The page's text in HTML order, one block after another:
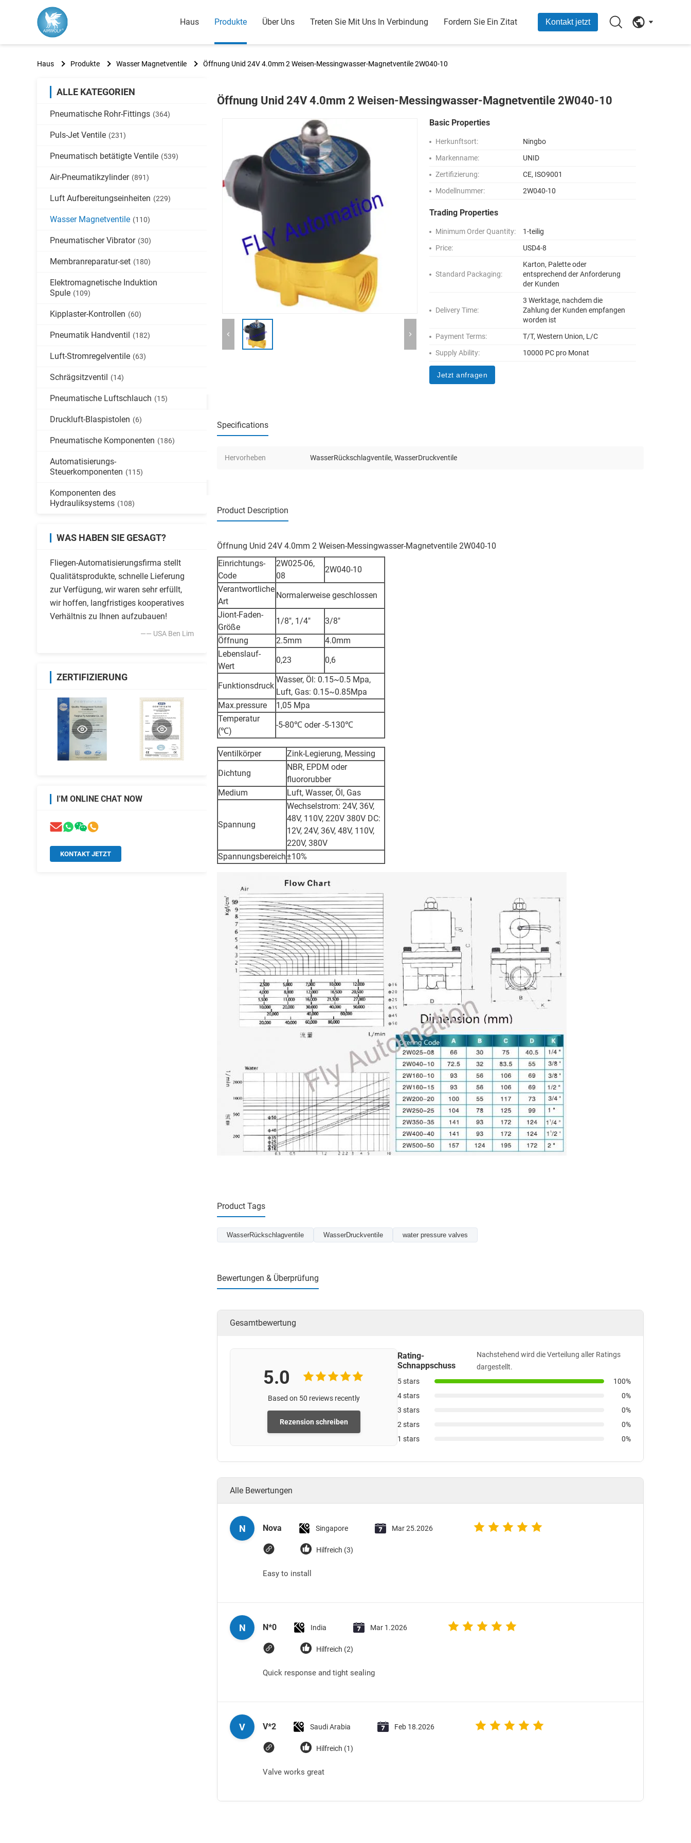
Haus Produkte Über Uns Treten Sie Mit Uns In Verbindung Fordern Sie Ein Zitat Kontakt jetzt
Haus Produkte Wasser Magnetventile Öffnung Unid 24V 4.0mm 2 Weisen-Messingwasser-Magnetventile 2W040-10
ALLE KATEGORIEN
Pneumatische Rohr-Fittings (364)
Puls-Jet Ventile (231)
Pneumatisch betätigte Ventile (539)
Air-Pneumatikzylinder (891)
Luft Aufbereitungseinheiten (229)
Wasser Magnetventile (110)
Pneumatischer Vibrator (30)
Membranreparatur-set (180)
Elektromagnetische Induktion
Spule (109)
Kipplaster-Kontrollen (60)
Pneumatik Handventil (182)
Luft-Stromregelventile (63)
Schrägsitzventil (14)
Pneumatische Luftschlauch (15)
Druckluft-Blaspistolen (6)
Pneumatische Komponenten (186)
Automatisierungs-
Steuerkomponenten (115)
Komponenten des
Hydrauliksystems (108)
WAS HABEN SIE GESAGT?
Fliegen-Automatisierungsfirma stellt
Qualitätsprodukte, schnelle Lieferung
zur Verfügung, wir waren sehr erfüllt,
wir hoffen, langfristiges kooperatives
Verhältnis zu Ihnen aufzubauen!
—— USA Ben Lim
ZERTIFIZIERUNG
I'M ONLINE CHAT NOW
KONTAKT JETZT
Öffnung Unid 24V 4.0mm 2 Weisen-Messingwasser-Magnetventile 2W040-10
Basic Properties
Herkunftsort:
Ningbo
Markenname:
UNID
Zertifizierung:
CE, ISO9001
Modellnummer:
2W040-10
Trading Properties
Minimum Order Quantity:
1-teilig
Price:
USD4-8
Standard Packaging:
Karton, Palette oder
entsprechend der Anforderung
der Kunden
Delivery Time:
3 Werktage, nachdem die
Zahlung der Kunden empfangen
worden ist
Payment Terms:
T/T, Western Union, L/C
Supply Ability:
10000 PC pro Monat
Jetzt anfragen
Specifications
Hervorheben WasserRückschlagventile, WasserDruckventile
Product Description
Öffnung Unid 24V 4.0mm 2 Weisen-Messingwasser-Magnetventile 2W040-10
Einrichtungs-
Code
2W025-06,
08
2W040-10
Verantwortliche
Art
Normalerweise geschlossen
Jiont-Faden-
Größe
1/8", 1/4"
3/8"
Öffnung
2.5mm
4.0mm
Lebenslauf-
Wert
0,23 0,6
Funktionsdruck
Wasser, Öl: 0.15~0.5 Mpa,
Luft, Gas: 0.15~0.85Mpa
Max.pressure
1,05 Mpa
Temperatur
(℃)
-5-80℃ oder -5-130℃
Ventilkörper
Zink-Legierung, Messing
Dichtung
NBR, EPDM oder
fluororubber
Medium
Luft, Wasser, Öl, Gas
Spannung
Wechselstrom: 24V, 36V,
48V, 110V, 220V 380V DC:
12V, 24V, 36V, 48V, 110V,
220V, 380V
Spannungsbereich±10%
Product Tags
WasserRückschlagventile WasserDruckventile water pressure valves
Bewertungen & Überprüfung
Gesamtbewertung
5.0
Based on 50 reviews recently
Rezension schreiben
Rating-
Schnappschuss
Nachstehend wird die Verteilung aller Ratings
dargestellt.
5 stars
100%
4 stars
0%
3 stars
0%
2 stars
0%
1 stars
0%
Alle Bewertungen
N Nova Singapore Mar 25.2026
Hilfreich (3)
Easy to install
N N*0 India Mar 1.2026
Hilfreich (2)
Quick response and tight sealing
V V*2 Saudi Arabia Feb 18.2026
Hilfreich (1)
Valve works great